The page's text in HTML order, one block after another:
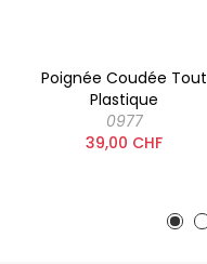
Poignée Coudée Tout
Plastique
0977
39,00 CHF